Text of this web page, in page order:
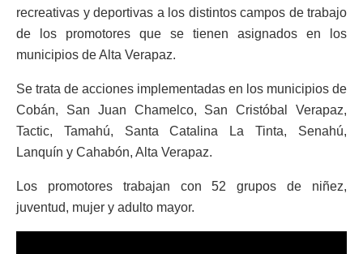
recreativas y deportivas a los distintos campos de trabajo
de los promotores que se tienen asignados en los
municipios de Alta Verapaz.
Se trata de acciones implementadas en los municipios de
Cobán, San Juan Chamelco, San Cristóbal Verapaz,
Tactic, Tamahú, Santa Catalina La Tinta, Senahú,
Lanquín y Cahabón, Alta Verapaz.
Los promotores trabajan con 52 grupos de niñez,
juventud, mujer y adulto mayor.